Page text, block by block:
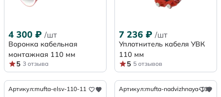
4 300 ₽ /шт
Воронка кабельная
монтажная 110 мм
5 3 отзыва
7 236 ₽ /шт
Уплотнитель кабеля УВК
110 мм
5 5 отзывов
Артикул:mufta-elsv-110-11 Артикул:mufta-nadvizhnaya-110